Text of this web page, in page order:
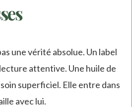
une vérité absolue. Un label
attentive. Une huile de
soin superficiel. Elle entre dans
avec lui.